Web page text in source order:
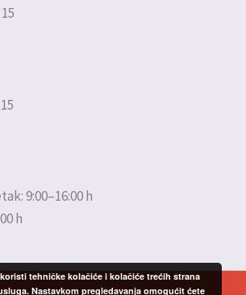
9:00–16:00 h
h
tehničke kolačiće i kolačiće trećih strana
Nastavkom pregledavanja omogućit ćete